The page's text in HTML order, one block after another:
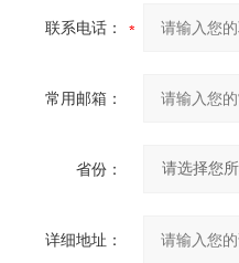
联系电话：
常用邮箱：
省份：
详细地址：